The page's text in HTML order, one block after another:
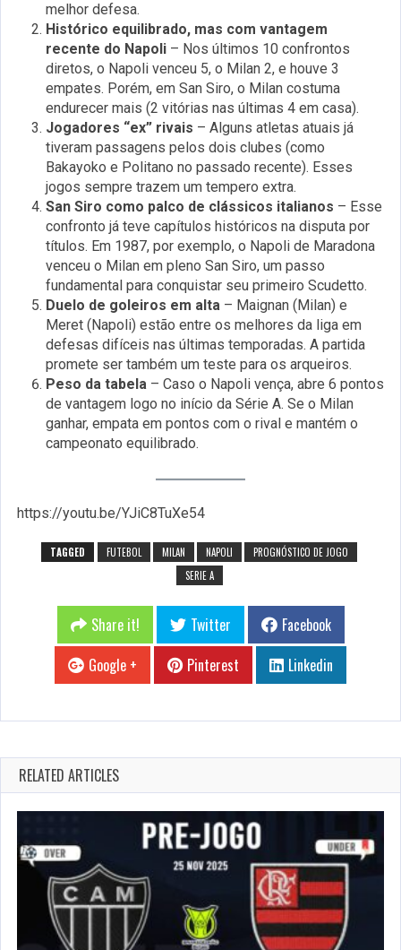
melhor defesa.
Histórico equilibrado, mas com vantagem
recente do Napoli – Nos últimos 10 confrontos
diretos, o Napoli venceu 5, o Milan 2, e houve 3
empates. Porém, em San Siro, o Milan costuma
endurecer mais (2 vitórias nas últimas 4 em casa).
Jogadores “ex” rivais – Alguns atletas atuais já
tiveram passagens pelos dois clubes (como
Bakayoko e Politano no passado recente). Esses
jogos sempre trazem um tempero extra.
San Siro como palco de clássicos italianos – Esse
confronto já teve capítulos históricos na disputa por
títulos. Em 1987, por exemplo, o Napoli de Maradona
venceu o Milan em pleno San Siro, um passo
fundamental para conquistar seu primeiro Scudetto.
Duelo de goleiros em alta – Maignan (Milan) e
Meret (Napoli) estão entre os melhores da liga em
defesas difíceis nas últimas temporadas. A partida
promete ser também um teste para os arqueiros.
Peso da tabela – Caso o Napoli vença, abre 6 pontos
de vantagem logo no início da Série A. Se o Milan
ganhar, empata em pontos com o rival e mantém o
campeonato equilibrado.
https://youtu.be/YJiC8TuXe54
TAGGED FUTEBOL MILAN NAPOLI
PROGNÓSTICO DE JOGO
SERIE A
Share it! Twitter
Facebook
Google +
Pinterest Linkedin
RELATED ARTICLES